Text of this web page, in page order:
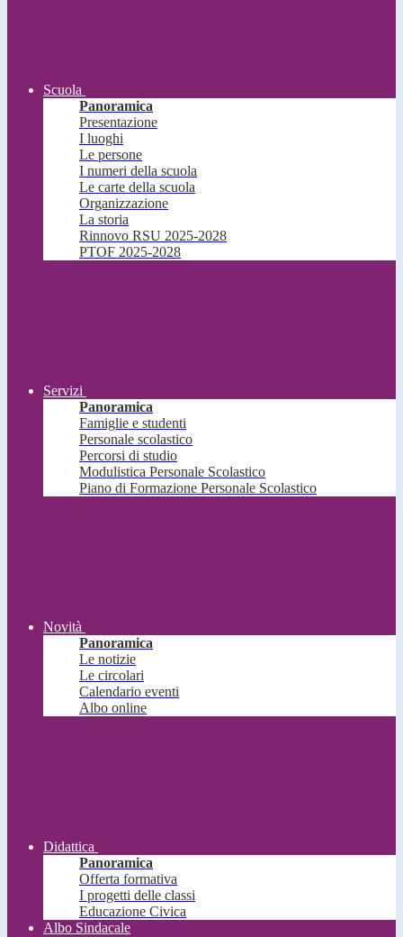
Scuola
Panoramica
Presentazione
I luoghi
Le persone
I numeri della scuola
Le carte della scuola
Organizzazione
La storia
Rinnovo RSU 2025-2028
PTOF 2025-2028
Servizi
Panoramica
Famiglie e studenti
Personale scolastico
Percorsi di studio
Modulistica Personale Scolastico
Piano di Formazione Personale Scolastico
Novità
Panoramica
Le notizie
Le circolari
Calendario eventi
Albo online
Didattica
Panoramica
Offerta formativa
I progetti delle classi
Educazione Civica
Albo Sindacale